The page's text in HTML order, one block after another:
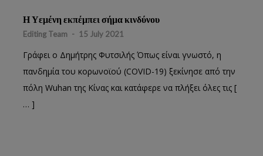
Η Υεμένη εκπέμπει σήμα κινδύνου
Editing Team - 15 July 2021
Γράφει ο Δημήτρης Φυτσιλής Όπως είναι γνωστό, η
πανδημία του κορωνοϊού (COVID-19) ξεκίνησε από την
πόλη Wuhan της Κίνας και κατάφερε να πλήξει όλες τις [
… ]